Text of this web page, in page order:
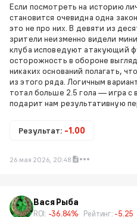
Если посмотреть на историю
становится очевидна одна
это не про них. В девяти из
зрители неизменно видели
клуба исповедуют атакующий
осторожность в обороне
никаких оснований полагать,
из этого ряда. Логичным
тотал больше 2.5 гола — игра с
подарит нам результативную
Результат: -1.00
26 мая 2026, 20:48
Вася Рыба
ROI: -36.84% Рейтинг: -5.25